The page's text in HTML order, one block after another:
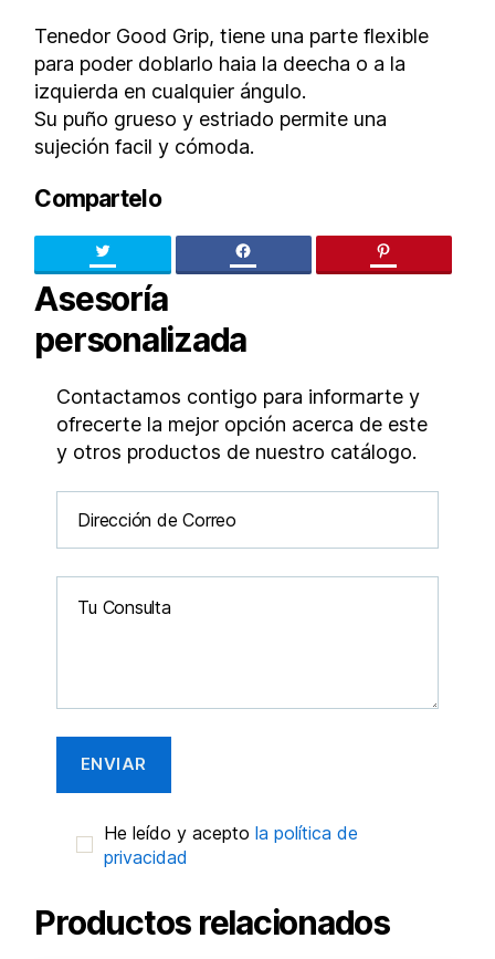
Tenedor Good Grip, tiene una parte flexible
para poder doblarlo haia la deecha o a la
izquierda en cualquier ángulo.
Su puño grueso y estriado permite una
sujeción facil y cómoda.
Compartelo
Twitter facebook pinteres
Asesoría
personalizada
Contactamos contigo para informarte y
ofrecerte la mejor opción acerca de este
y otros productos de nuestro catálogo.
He leído y aceptola política de
privacidad
Productos relacionados